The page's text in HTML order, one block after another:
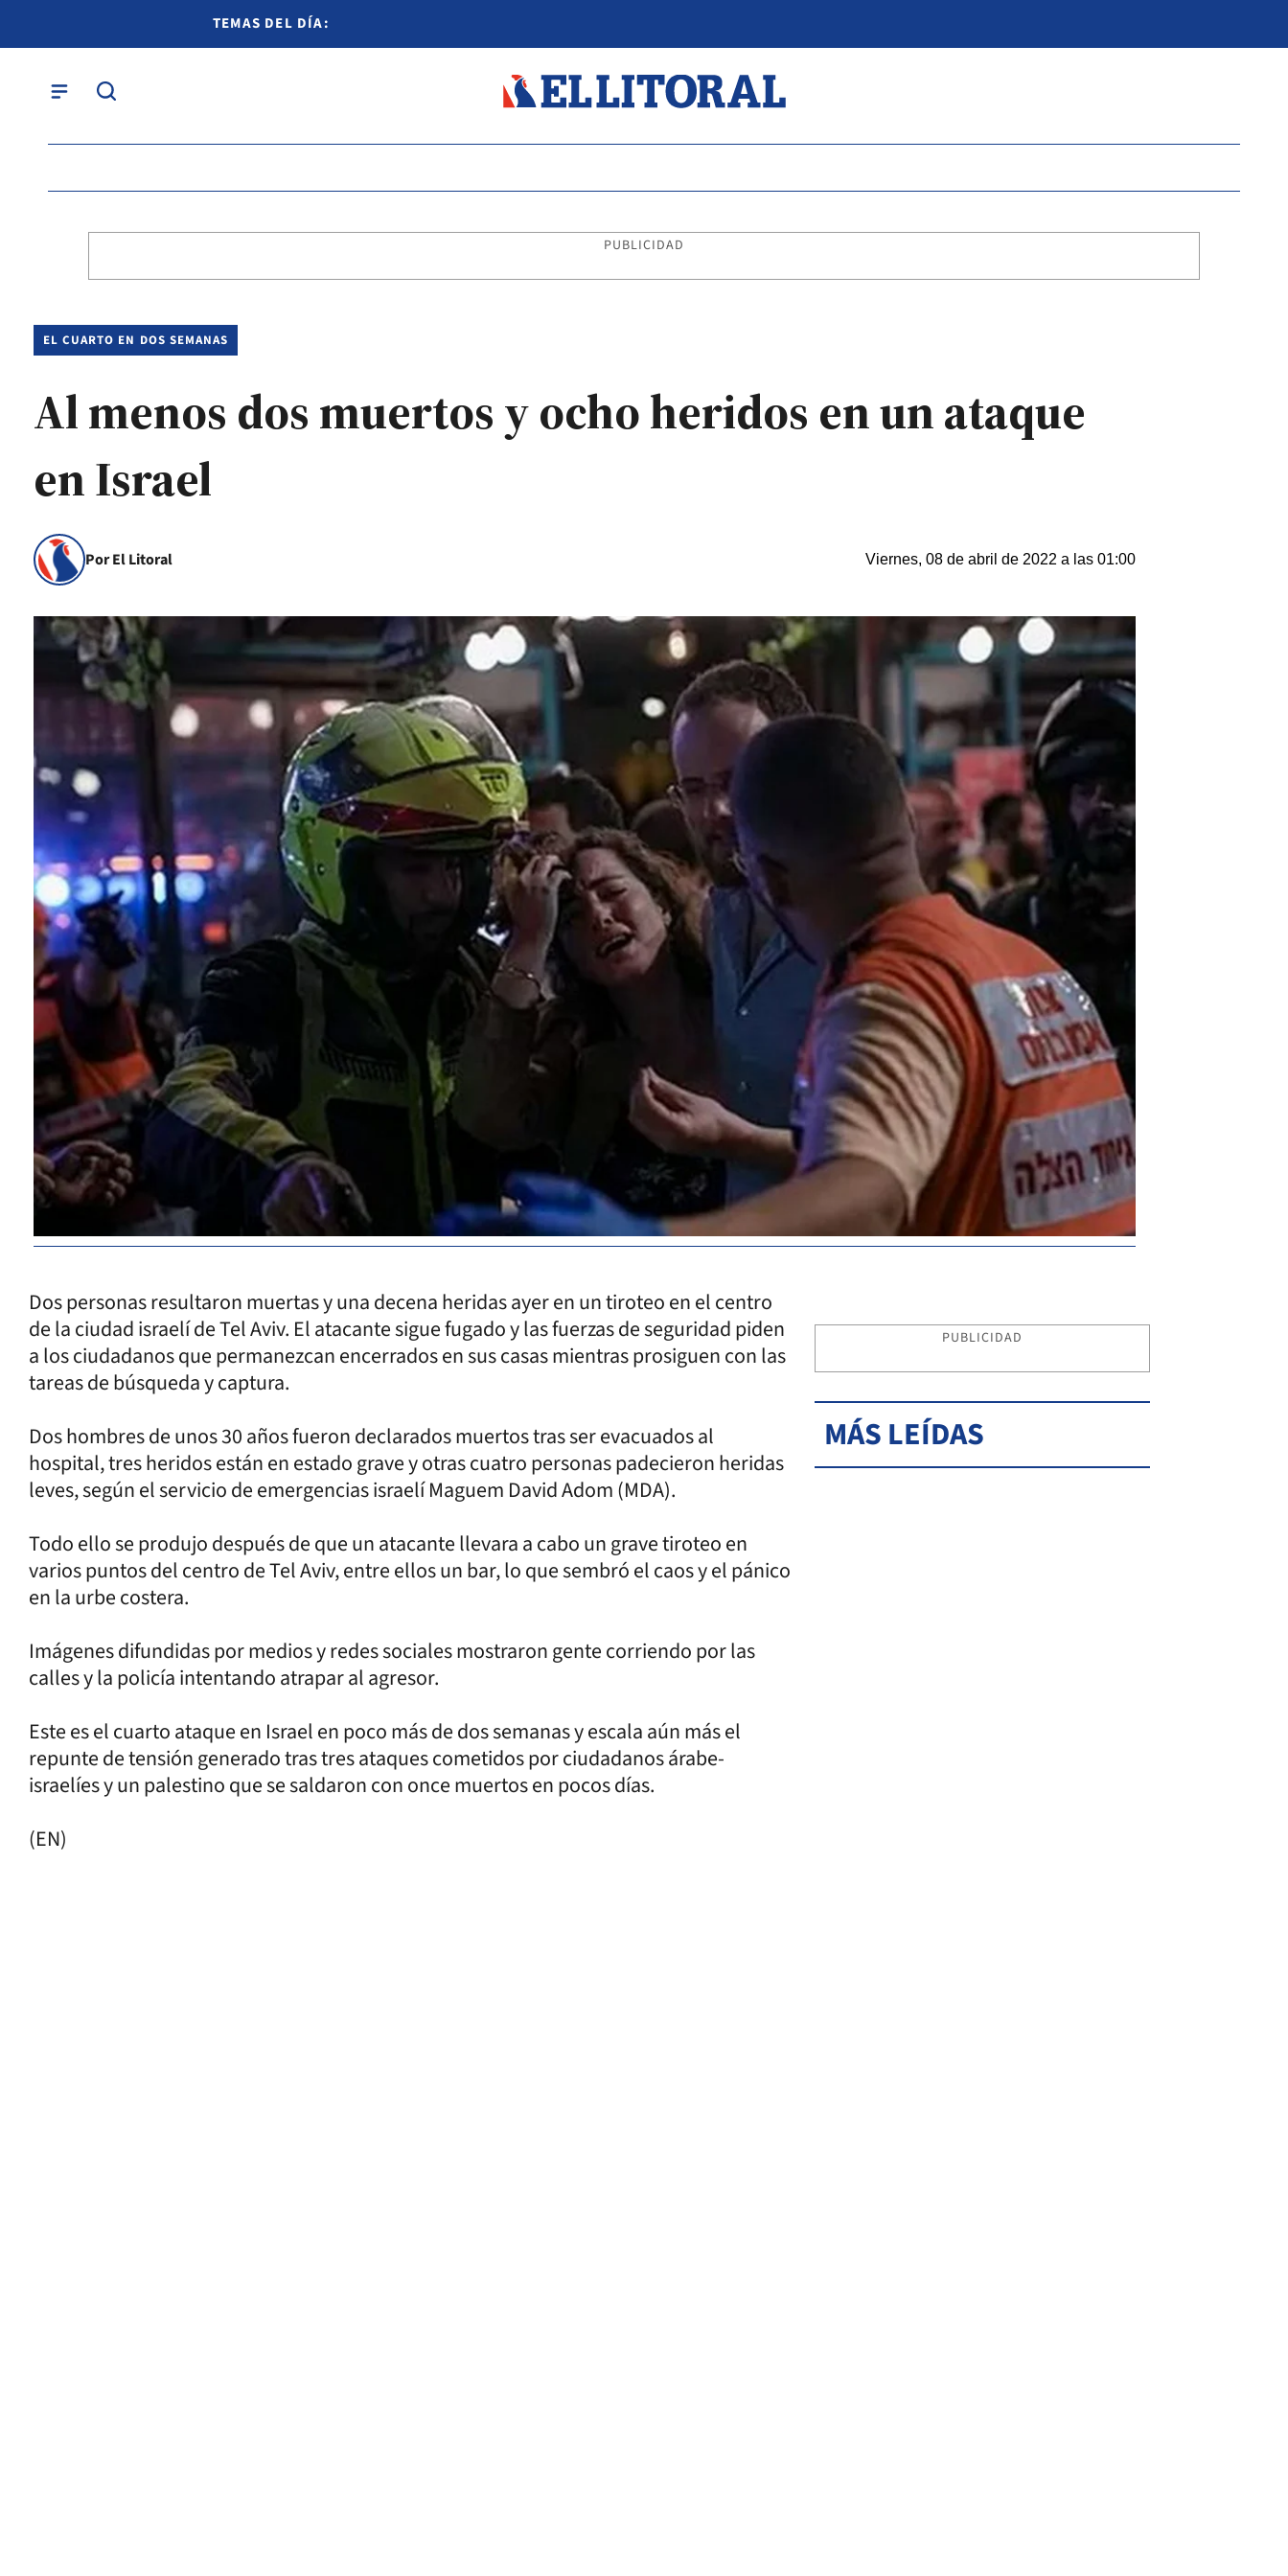
TEMAS DEL DÍA:
PUBLICIDAD
EL CUARTO EN DOS SEMANAS
Al menos dos muertos y ocho heridos en un ataque
en Israel
Por El Litoral Viernes, 08 de abril de 2022 a las 01:00
Dos personas resultaron muertas y una decena heridas ayer en un tiroteo en el centro
de la ciudad israelí de Tel Aviv. El atacante sigue fugado y las fuerzas de seguridad piden
a los ciudadanos que permanezcan encerrados en sus casas mientras prosiguen con las
tareas de búsqueda y captura.
Dos hombres de unos 30 años fueron declarados muertos tras ser evacuados al
hospital, tres heridos están en estado grave y otras cuatro personas padecieron heridas
leves, según el servicio de emergencias israelí Maguem David Adom (MDA).
Todo ello se produjo después de que un atacante llevara a cabo un grave tiroteo en
varios puntos del centro de Tel Aviv, entre ellos un bar, lo que sembró el caos y el pánico
en la urbe costera.
Imágenes difundidas por medios y redes sociales mostraron gente corriendo por las
calles y la policía intentando atrapar al agresor.
Este es el cuarto ataque en Israel en poco más de dos semanas y escala aún más el
repunte de tensión generado tras tres ataques cometidos por ciudadanos árabe-
israelíes y un palestino que se saldaron con once muertos en pocos días.
(EN)
PUBLICIDAD
MÁS LEÍDAS